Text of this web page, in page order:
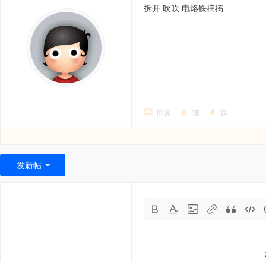
拆开 吹吹 电烙铁搞搞
回复 顶 踩
发新帖